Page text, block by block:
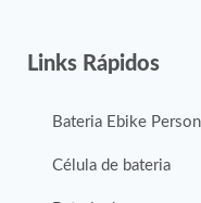
Links Rápidos
Bateria Ebike
Célula de bateria